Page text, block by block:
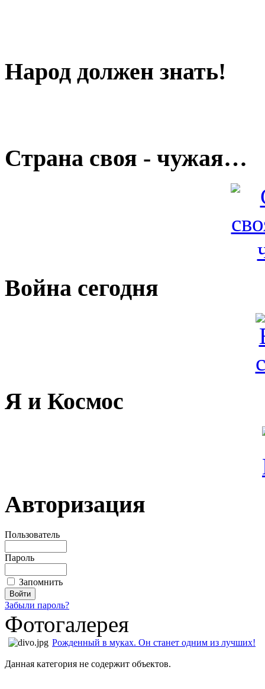
Народ должен знать!
Страна своя - чужая…
Война сегодня
Я и Космос
Авторизация
Пользователь
Пароль
Запомнить
Забыли пароль?
Фотогалерея
Рожденный в муках. Он станет одним из лучших!
Данная категория не содержит объектов.